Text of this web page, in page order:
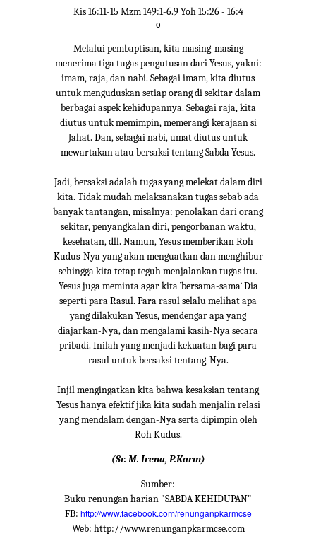
Kis 16:11-15 Mzm 149:1-6.9 Yoh 15:26 - 16:4
---o---
Melalui pembaptisan, kita masing-masing
menerima tiga tugas pengutusan dari Yesus, yakni:
imam, raja, dan nabi. Sebagai imam, kita diutus
untuk menguduskan setiap orang di sekitar dalam
berbagai aspek kehidupannya. Sebagai raja, kita
diutus untuk memimpin, memerangi kerajaan si
Jahat. Dan, sebagai nabi, umat diutus untuk
mewartakan atau bersaksi tentang Sabda Yesus.
Jadi, bersaksi adalah tugas yang melekat dalam diri
kita. Tidak mudah melaksanakan tugas sebab ada
banyak tantangan, misalnya: penolakan dari orang
sekitar, penyangkalan diri, pengorbanan waktu,
kesehatan, dll. Namun, Yesus memberikan Roh
Kudus-Nya yang akan menguatkan dan menghibur
sehingga kita tetap teguh menjalankan tugas itu.
Yesus juga meminta agar kita `bersama-sama` Dia
seperti para Rasul. Para rasul selalu melihat apa
yang dilakukan Yesus, mendengar apa yang
diajarkan-Nya, dan mengalami kasih-Nya secara
pribadi. Inilah yang menjadi kekuatan bagi para
rasul untuk bersaksi tentang-Nya.
Injil mengingatkan kita bahwa kesaksian tentang
Yesus hanya efektif jika kita sudah menjalin relasi
yang mendalam dengan-Nya serta dipimpin oleh
Roh Kudus.
(Sr. M. Irena, P.Karm)
Sumber:
Buku renungan harian "SABDA KEHIDUPAN"
FB: http://www.facebook.com/renunganpkarmcse
Web: http://www.renunganpkarmcse.com